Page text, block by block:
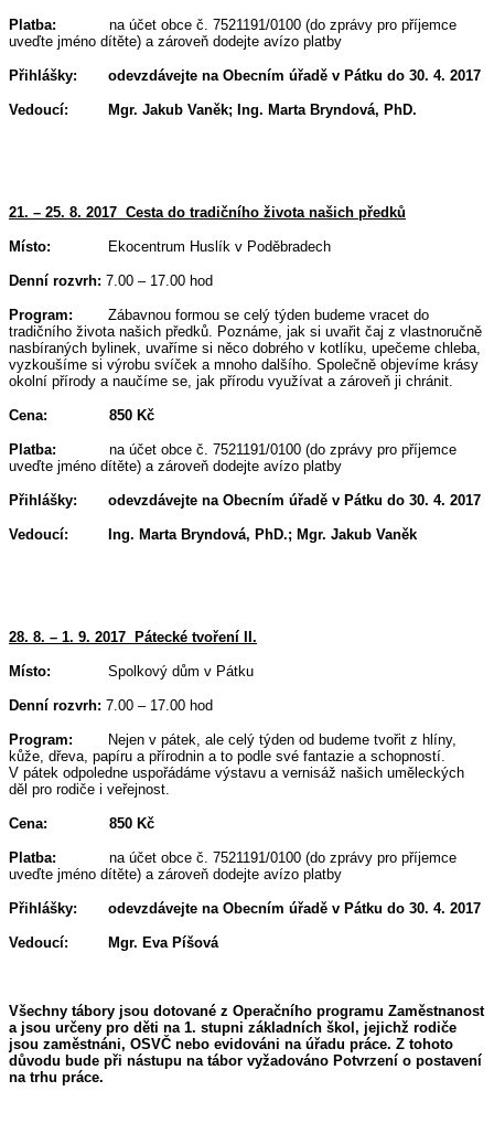
Platba: na účet obce č. 7521191/0100 (do zprávy pro příjemce
uveďte jméno dítěte) a zároveň dodejte avízo platby
Přihlášky: odevzdávejte na Obecním úřadě v Pátku do 30. 4. 2017
Vedoucí: Mgr. Jakub Vaněk; Ing. Marta Bryndová, PhD.
21. – 25. 8. 2017 Cesta do tradičního života našich předků
Místo: Ekocentrum Huslík v Poděbradech
Denní rozvrh: 7.00 – 17.00 hod
Program: Zábavnou formou se celý týden budeme vracet do
tradičního života našich předků. Poznáme, jak si uvařit čaj z vlastnoručně
nasbíraných bylinek, uvaříme si něco dobrého v kotlíku, upečeme chleba,
vyzkoušíme si výrobu svíček a mnoho dalšího. Společně objevíme krásy
okolní přírody a naučíme se, jak přírodu využívat a zároveň ji chránit.
Cena: 850 Kč
Platba: na účet obce č. 7521191/0100 (do zprávy pro příjemce
uveďte jméno dítěte) a zároveň dodejte avízo platby
Přihlášky: odevzdávejte na Obecním úřadě v Pátku do 30. 4. 2017
Vedoucí: Ing. Marta Bryndová, PhD.; Mgr. Jakub Vaněk
28. 8. – 1. 9. 2017 Pátecké tvoření II.
Místo: Spolkový dům v Pátku
Denní rozvrh: 7.00 – 17.00 hod
Program:
Nejen v pátek, ale celý týden od budeme tvořit z hlíny,
kůže, dřeva, papíru a přírodnin a to podle své fantazie a schopností.
V pátek odpoledne uspořádáme výstavu a vernisáž našich uměleckých
děl pro rodiče i veřejnost.
Cena: 850 Kč
Platba: na účet obce č. 7521191/0100 (do zprávy pro příjemce
uveďte jméno dítěte) a zároveň dodejte avízo platby
Přihlášky: odevzdávejte na Obecním úřadě v Pátku do 30. 4. 2017
Vedoucí: Mgr. Eva Píšová
Všechny tábory jsou dotované z Operačního programu Zaměstnanost
a jsou určeny pro děti na 1. stupni základních škol, jejichž rodiče
jsou zaměstnáni, OSVČ nebo evidováni na úřadu práce. Z tohoto
důvodu bude při nástupu na tábor vyžadováno Potvrzení o postavení
na trhu práce.